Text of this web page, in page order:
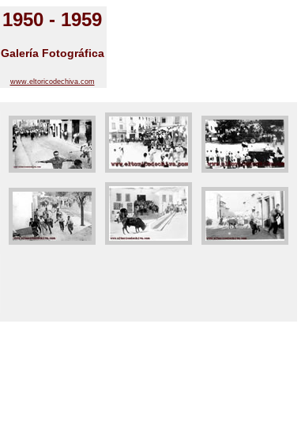
1950 - 1959
Galería Fotográfica
www.eltoricodechiva.com